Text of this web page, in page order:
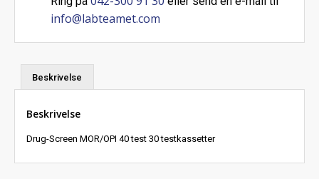
info@labteamet.com
Beskrivelse
Beskrivelse
Drug-Screen MOR/OPI 40 test 30 testkassetter